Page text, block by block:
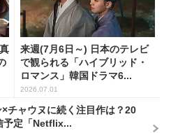
来週(7月6日～) 日本のテレビ
で観られる「ハイブリッド・
ロマンス」韓国ドラマ6...
2026.07.01
チャウヌに続く注目作は？20
予定「Netflix...